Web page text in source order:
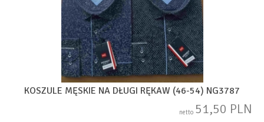
KOSZULE MĘSKIE NA DŁUGI RĘKAW (46-54) NG3787
netto 51,50 PLN